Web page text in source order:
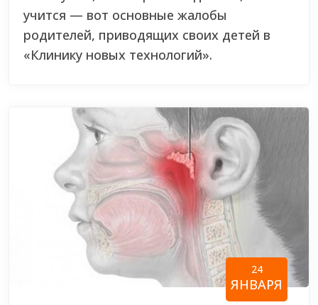
учится — вот основные жалобы
родителей, приводящих своих детей в
«Клинику новых технологий».
24
ЯНВАРЯ